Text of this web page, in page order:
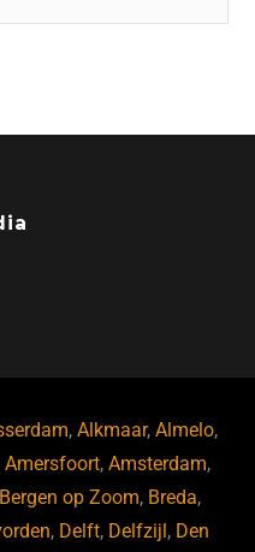
,Alkmaar,Almelo,
Amersfoort,Amsterdam,
Bergen op Zoom, Breda,
, Delft, Delfzijl, Den